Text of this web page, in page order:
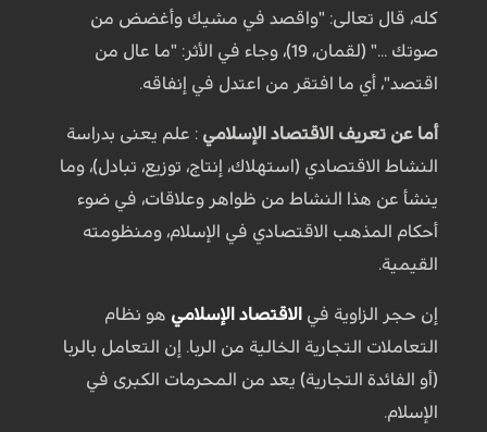
كله، قال تعالى: "واقصد في مشيك وأغضض من
صوتك ..." (لقمان، 19)، وجاء في الأثر: "ما عال من
اقتصد"، أي ما افتقر من اعتدل في إنفاقه.
أما عن تعريف الاقتصاد الإسلامي : علم يعنى بدراسة
النشاط الاقتصادي (استهلاك، إنتاج، توزيع، تبادل)، وما
ينشأ عن هذا النشاط من ظواهر وعلاقات، في ضوء
أحكام المذهب الاقتصادي في الإسلام، ومنظومته
القيمية.
إن حجر الزاوية في الاقتصاد الإسلامي هو نظام
التعاملات التجارية الخالية من الربا. إن التعامل بالربا
(أو الفائدة التجارية) يعد من المحرمات الكبرى في
الإسلام.